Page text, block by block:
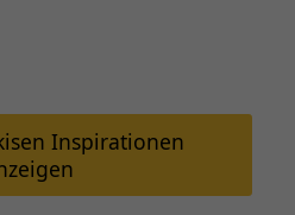
Inspirationen